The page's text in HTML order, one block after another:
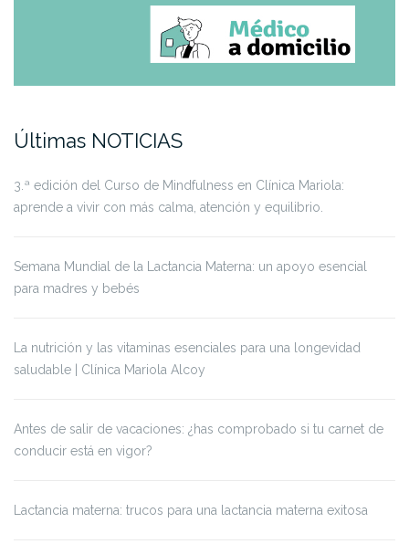
Últimas NOTICIAS
3.ª edición del Curso de Mindfulness en Clínica Mariola:
aprende a vivir con más calma, atención y equilibrio.
Semana Mundial de la Lactancia Materna: un apoyo esencial
para madres y bebés
La nutrición y las vitaminas esenciales para una longevidad
saludable | Clínica Mariola Alcoy
Antes de salir de vacaciones: ¿has comprobado si tu carnet de
conducir está en vigor?
Lactancia materna: trucos para una lactancia materna exitosa